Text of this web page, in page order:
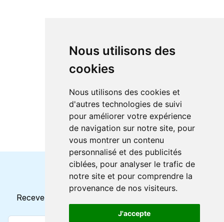
Nous utilisons des
cookies
Nous utilisons des cookies et
d'autres technologies de suivi
pour améliorer votre expérience
de navigation sur notre site, pour
vous montrer un contenu
personnalisé et des publicités
ciblées, pour analyser le trafic de
notre site et pour comprendre la
provenance de nos visiteurs.
J'accepte
Horaires et offres actuels
Recevez toutes les mises à jour dans votre e-mail